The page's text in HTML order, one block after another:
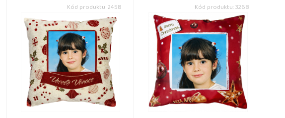
Kód produktu: 2458 Kód produktu: 3268